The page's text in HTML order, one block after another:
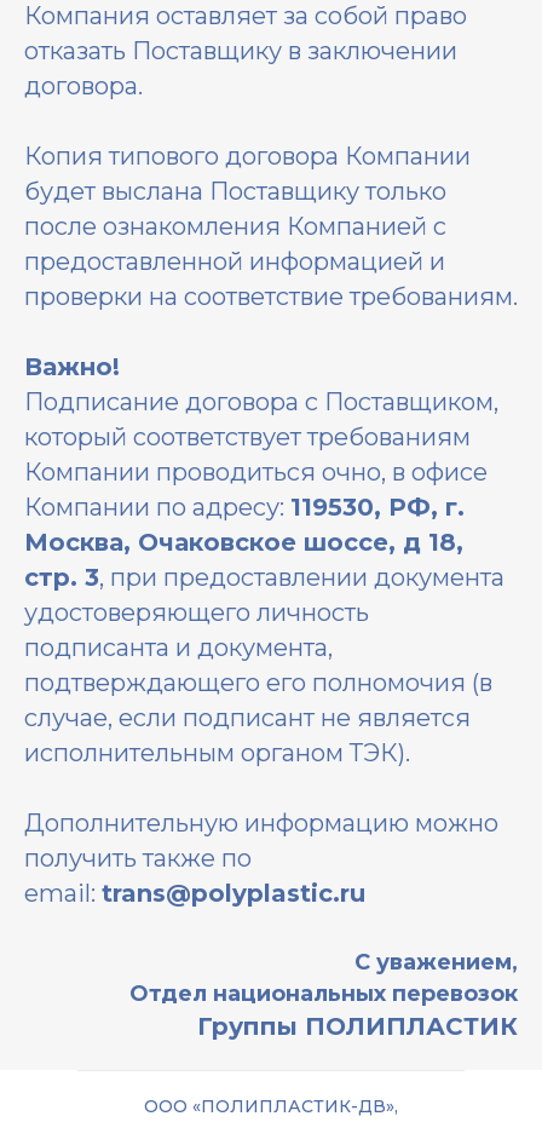
Компания оставляет за собой право
отказать Поставщику в заключении
договора.
Копия типового договора Компании
будет выслана Поставщику только
после ознакомления Компанией с
предоставленной информацией и
проверки на соответствие требованиям.
Важно!
Подписание договора с Поставщиком,
который соответствует требованиям
Компании проводиться очно, в офисе
Компании по адресу: 119530, РФ, г.
Москва, Очаковское шоссе, д 18,
стр. 3, при предоставлении документа
удостоверяющего личность
подписанта и документа,
подтверждающего его полномочия (в
случае, если подписант не является
исполнительным органом ТЭК).
Дополнительную информацию можно
получить также по
email: trans@polyplastic.ru
С уважением,
Отдел национальных перевозок
Группы ПОЛИПЛАСТИК
ООО «ПОЛИПЛАСТИК-ДВ»,